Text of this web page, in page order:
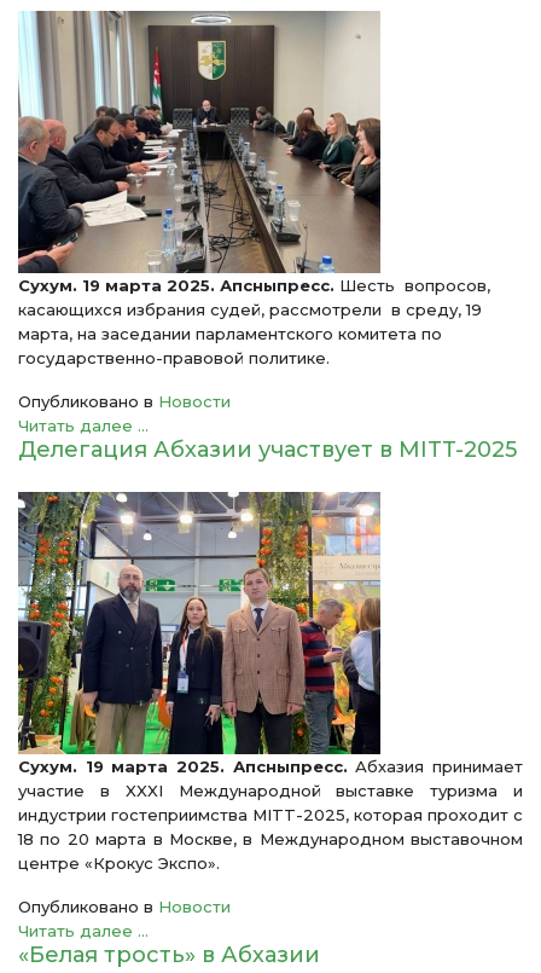
Сухум. 19 марта 2025. Апсныпресс. Шесть вопросов,
касающихся избрания судей, рассмотрели в среду, 19
марта, на заседании парламентского комитета по
государственно-правовой политике.
Опубликовано в Новости
Читать далее ...
Делегация Абхазии участвует в МITT-2025
Сухум. 19 марта 2025. Апсныпресс. Абхазия принимает
участие в XXXI Международной выставке туризма и
индустрии гостеприимства MITT-2025, которая проходит с
18 по 20 марта в Москве, в Международном выставочном
центре «Крокус Экспо».
Опубликовано в Новости
Читать далее ...
«Белая трость» в Абхазии